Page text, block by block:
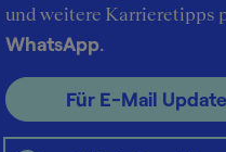
und weitere Karrieretipps
WhatsApp.
Für E-Mail